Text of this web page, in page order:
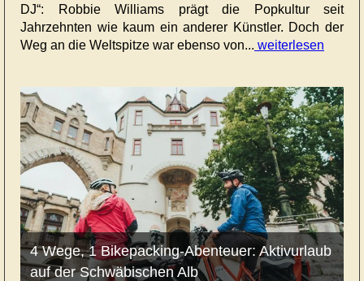
DJ“: Robbie Williams prägt die Popkultur seit
Jahrzehnten wie kaum ein anderer Künstler. Doch der
Weg an die Weltspitze war ebenso von... weiterlesen
4 Wege, 1 Bikepacking-Abenteuer: Aktivurlaub
auf der Schwäbischen Alb